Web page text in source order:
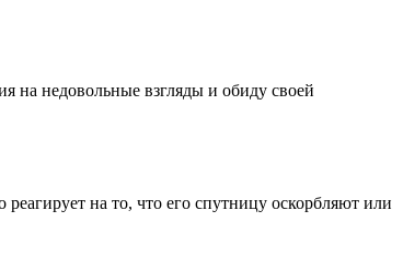
на недовольные взгляды и обиду своей
на то, что его спутницу оскорбляют или